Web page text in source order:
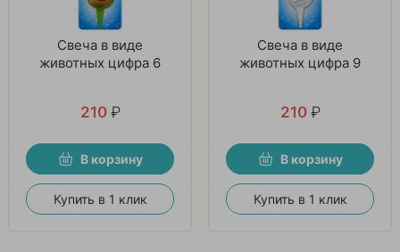
Свеча в виде
животных цифра 6
210 ₽
В корзину
Купить в 1 клик
Свеча в виде
животных цифра 9
210 ₽
В корзину
Купить в 1 клик